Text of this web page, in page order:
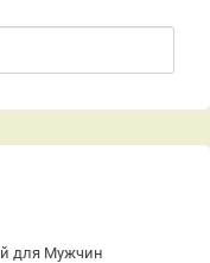
для Мужчин